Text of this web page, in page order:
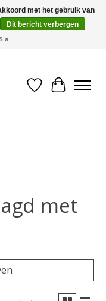
Verlanglijst
met
met het gebruik van
Dit bericht verbergen
»